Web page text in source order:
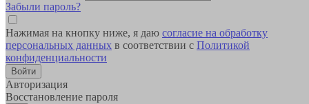
Забыли пароль?
Нажимая на кнопку ниже, я даю согласие на обработку
персональных данных в соответствии с Политикой
конфиденциальности
Авторизация
Восстановление пароля